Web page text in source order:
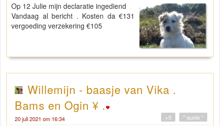
Op 12 Julie mijn declaratie ingediend
Vandaag al bericht . Kosten da €131
vergoeding verzekering €105
Willemijn - baasje van Vika .
Bams en Ogin ¥ .
20 juli 2021 om 16:34 " quote "
+0